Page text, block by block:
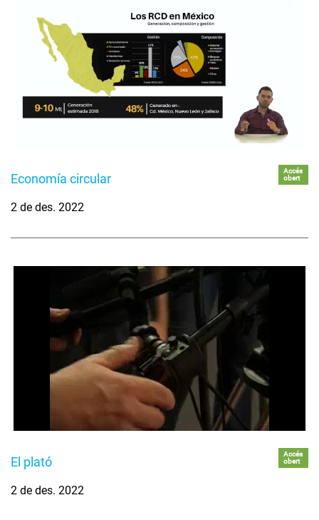
Economía circular
Accés
obert
2 de des. 2022
El plató
Accés
obert
2 de des. 2022